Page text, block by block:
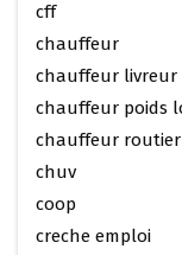
cff
chauffeur
chauffeur livreur
chauffeur poids
chauffeur routier
chuv
coop
creche emploi